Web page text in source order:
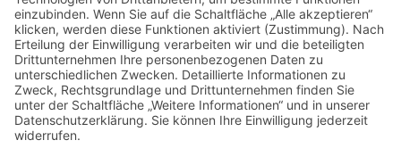
Copyright © 2025. All rights reserved.
Startseite